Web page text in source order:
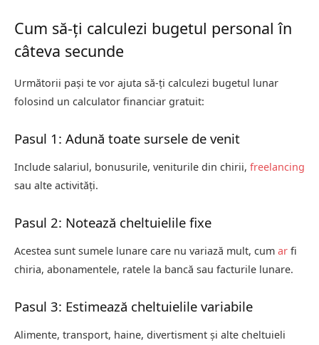
Cum să-ți calculezi bugetul personal în
câteva secunde
Următorii pași te vor ajuta să-ți calculezi bugetul lunar
folosind un calculator financiar gratuit:
Pasul 1: Adună toate sursele de venit
Include salariul, bonusurile, veniturile din chirii, freelancing
sau alte activități.
Pasul 2: Notează cheltuielile fixe
Acestea sunt sumele lunare care nu variază mult, cum ar fi
chiria, abonamentele, ratele la bancă sau facturile lunare.
Pasul 3: Estimează cheltuielile variabile
Alimente, transport, haine, divertisment și alte cheltuieli